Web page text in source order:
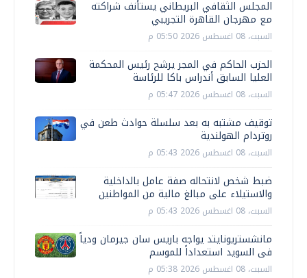
المجلس الثقافي البريطاني يستأنف شراكته
مع مهرجان القاهرة التجريبي
السبت، 08 اغسطس 2026 05:50 م
الحزب الحاكم في المجر يرشح رئيس المحكمة
العليا السابق أندراس باكا للرئاسة
السبت، 08 اغسطس 2026 05:47 م
توقيف مشتبه به بعد سلسلة حوادث طعن في
روتردام الهولندية
السبت، 08 اغسطس 2026 05:43 م
ضبط شخص لانتحاله صفة عامل بالداخلية
والاستيلاء على مبالغ مالية من المواطنين
السبت، 08 اغسطس 2026 05:43 م
مانشستريونايتد يواجه باريس سان جيرمان ودياً
فى السويد استعداداً للموسم
السبت، 08 اغسطس 2026 05:38 م